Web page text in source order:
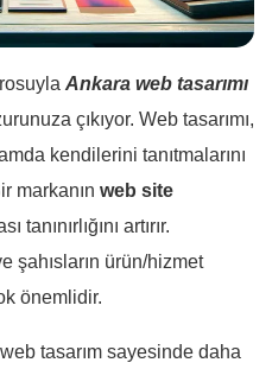
Ankara web tasarımı
çıkıyor. Web tasarımı,
kendilerini tanıtmalarını
markanın web site
tanınırlığını artırır.
şahısların ürün/hizmet
önemlidir.
tasarım sayesinde daha